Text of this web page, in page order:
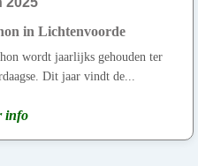
in Lichtenvoorde
wordt jaarlijks gehouden ter
Dit jaar vindt de...
info